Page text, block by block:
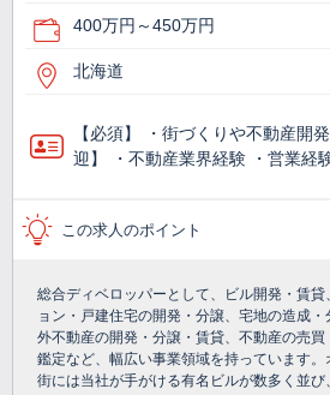
400万円～450万円
北海道
【必須】 ・街づくりや不動産開
迎】 ・不動産業界経験 ・営業経
この求人のポイント
総合ディベロッパーとして、ビル開発・賃貸
ョン・戸建住宅の開発・分譲、宅地の造成・
外不動産の開発・分譲・賃貸、不動産の売買
鑑定など、幅広い事業領域を持っています。
街には当社が手がける有名ビルが数多く並び